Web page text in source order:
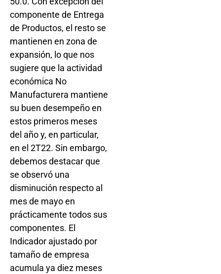
componente de Entrega
de Productos, el resto se
mantienen en zona de
expansión, lo que nos
sugiere que la actividad
económica No
Manufacturera mantiene
su buen desempeño en
estos primeros meses
del año y, en particular,
en el 2T22. Sin embargo,
debemos destacar que
se observó una
disminución respecto al
mes de mayo en
prácticamente todos sus
componentes. El
Indicador ajustado por
tamaño de empresa
acumula ya diez meses